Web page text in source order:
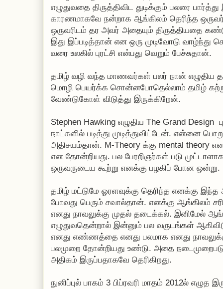
எழுதுவதை திருத்திவிட துடிக்கும் பலரை
காரணமாகவே நன்றாக ஆங்கிலம் தெரிந்த
ஒருவரிடம் தர அவர் அதையும் திருத்தியதை
இது இப்படித்தான் என ஒரு முடிவோடு வாழ்ந்து
வரை உலகில் புரட்சி என்பது வெறும் பேச்சுதான்.
தமிழ் வழி வந்த மாணவர்கள் பலர் நான் எழுதிய
மொழி பெயர்க்க சொன்னபோதெல்லாம் தமிழ்
வேண்டுகோள் விடுத்து இருக்கிறேன்.
Stephen Hawking எழுதிய The Grand
நாட்களில் படித்து முடித்துவிட்டேன். என்னை
அதிசயம்தான். M-Theory க்கு mental theory
என தோன்றியது. பல பேரறிஞர்கள் படு
ஒருவருடைய கூற்று எனக்கு பழகிப் போன ஒன்று.
தமிழ் மட்டுமே ஓரளவுக்கு தெரிந்த எனக்கு
போவது பெரும் சவால்தான். எனக்கு ஆங்கிலம்
எனது நாவலுக்கு முதல் தடைக்கல். இனிமேல்
எழுதுவதென்றால் இன்னும் பல வருடங்கள்
எனது எண்ணத்தை எனது பலமாக எனது
பலமுறை தோன்றியது உண்டு. அதை
அதிகம் இருப்பதாகவே தெரிகிறது.
நுனிப்புல் பாகம் 3 பிப்ரவரி மாதம் 2012ல்